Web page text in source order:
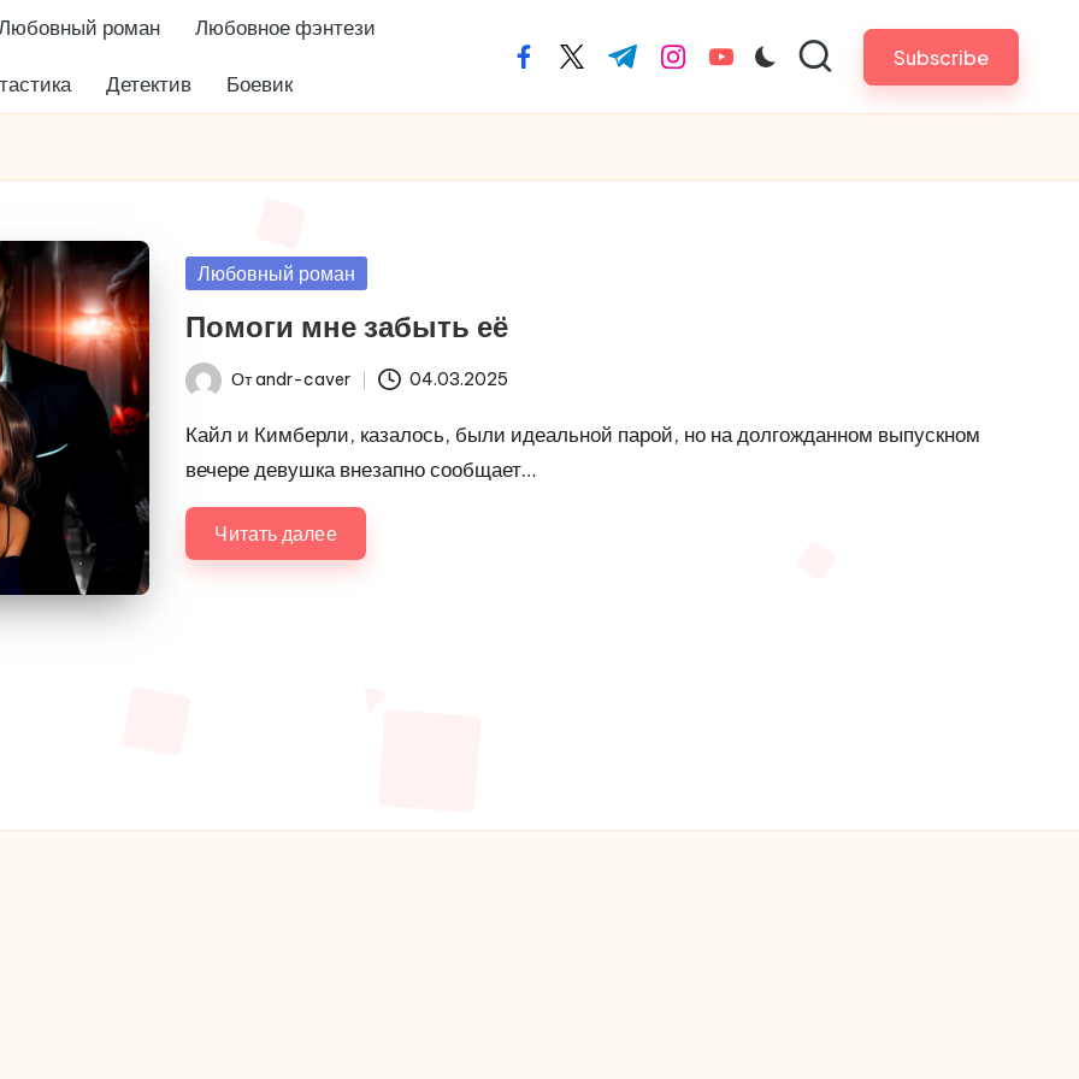
роман Любовное фэнтези
Детектив Боевик
facebook.com
twitter.com
t.me instagram.com
youtube.com Subscribe
Опубликовано
Любовный роман
Помоги мне забыть её
Запись
от
Отandr-caver 04.03.2025
Кайл и Кимберли, казалось, были идеальной парой, но на долгожданном выпускном
вечере девушка внезапно сообщает…
Читать далее